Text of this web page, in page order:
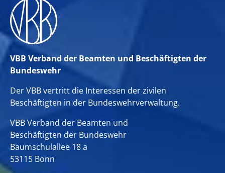
VBB Verband der Beamten und Beschäftigten der
Bundeswehr
Der VBB vertritt die Interessen der zivilen
Beschäftigten in der Bundeswehrverwaltung.
VBB Verband der Beamten und
Beschäftigten der Bundeswehr
Baumschulallee 18 a
53115 Bonn